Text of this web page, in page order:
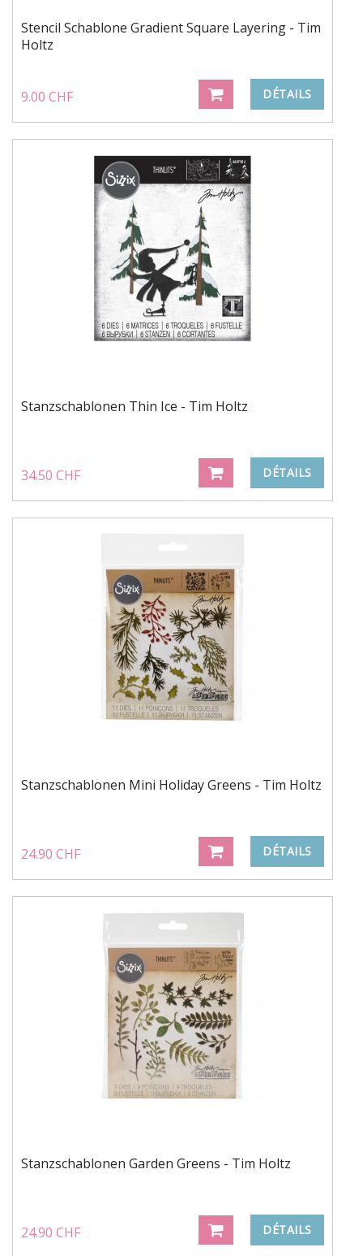
Stencil Schablone Gradient Square Layering - Tim
Holtz
9.00 CHF DÉTAILS
Stanzschablonen Thin Ice - Tim Holtz
34.50 CHF DÉTAILS
Stanzschablonen Mini Holiday Greens - Tim Holtz
24.90 CHF DÉTAILS
Stanzschablonen Garden Greens - Tim Holtz
24.90 CHF DÉTAILS